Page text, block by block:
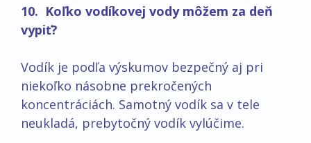
10. Koľko vodíkovej vody môžem za deň
vypiť?
Vodík je podľa výskumov bezpečný aj pri
niekoľko násobne prekročených
koncentráciách. Samotný vodík sa v tele
neukladá, prebytočný vodík vylúčime.